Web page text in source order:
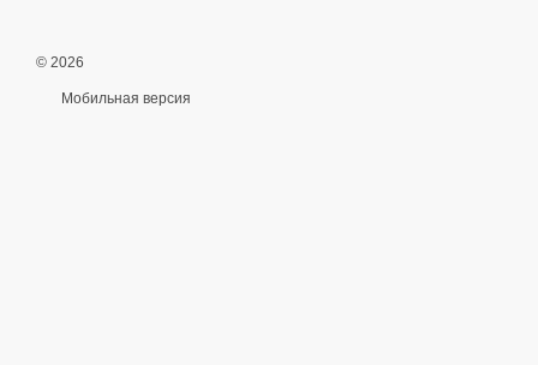
© 2026
Мобильная версия